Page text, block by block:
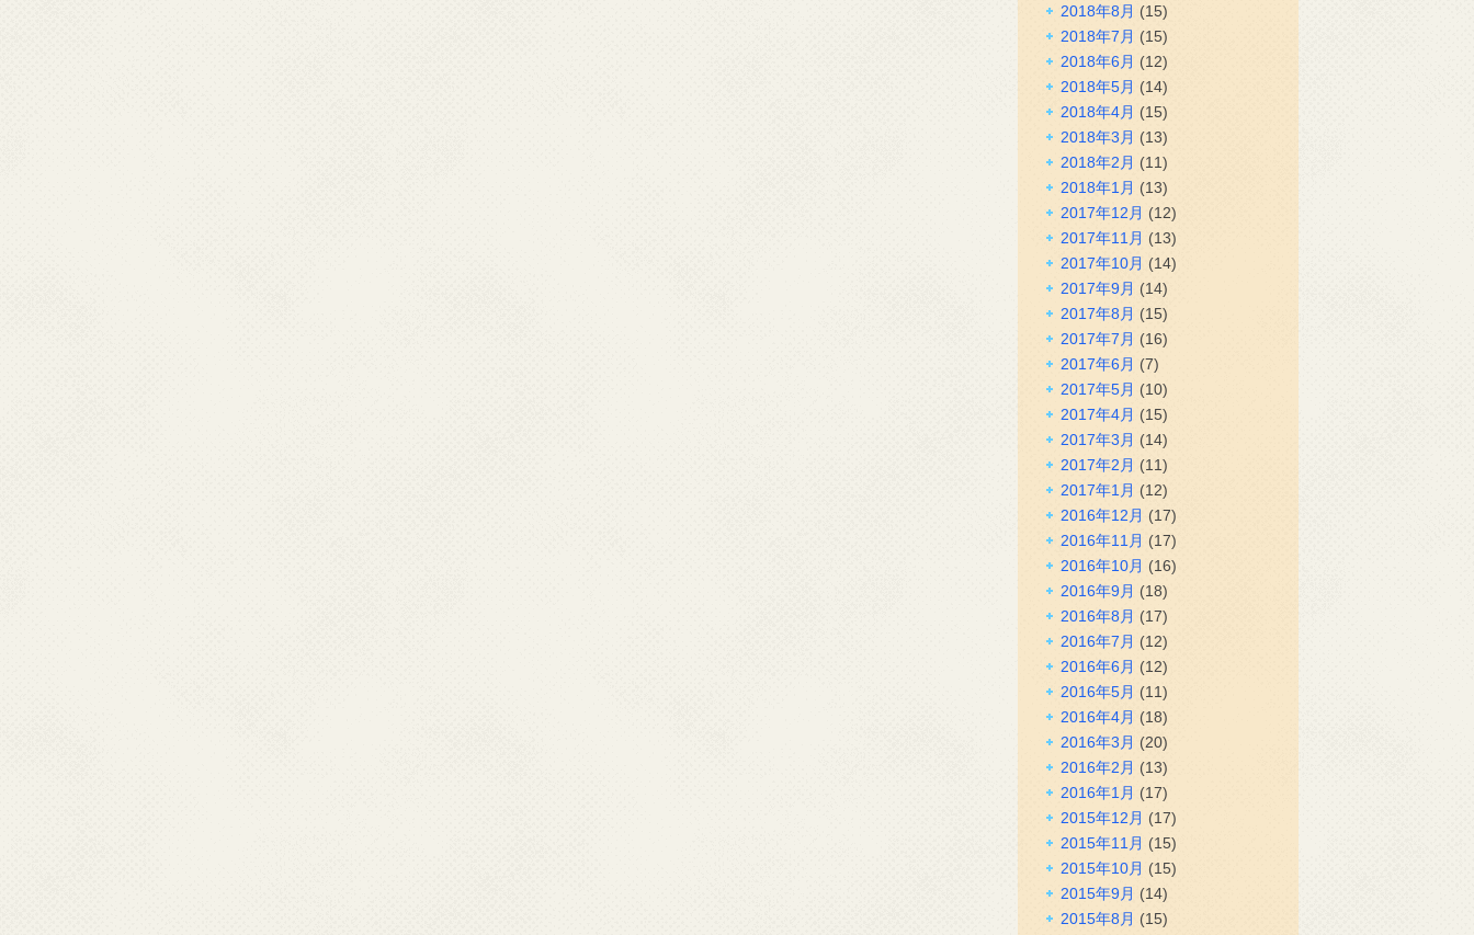
2018年8月 (15)
2018年7月 (15)
2018年6月 (12)
2018年5月 (14)
2018年4月 (15)
2018年3月 (13)
2018年2月 (11)
2018年1月 (13)
2017年12月 (12)
2017年11月 (13)
2017年10月 (14)
2017年9月 (14)
2017年8月 (15)
2017年7月 (16)
2017年6月 (7)
2017年5月 (10)
2017年4月 (15)
2017年3月 (14)
2017年2月 (11)
2017年1月 (12)
2016年12月 (17)
2016年11月 (17)
2016年10月 (16)
2016年9月 (18)
2016年8月 (17)
2016年7月 (12)
2016年6月 (12)
2016年5月 (11)
2016年4月 (18)
2016年3月 (20)
2016年2月 (13)
2016年1月 (17)
2015年12月 (17)
2015年11月 (15)
2015年10月 (15)
2015年9月 (14)
2015年8月 (15)